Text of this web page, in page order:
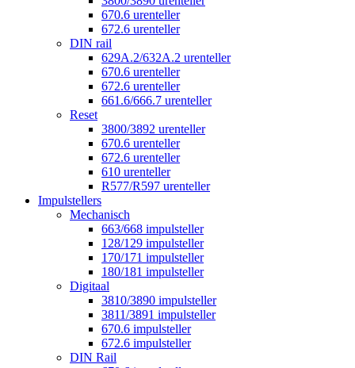
670.6 urenteller
672.6 urenteller
DIN rail
629A.2/632A.2 urenteller
670.6 urenteller
672.6 urenteller
661.6/666.7 urenteller
Reset
3800/3892 urenteller
670.6 urenteller
672.6 urenteller
610 urenteller
R577/R597 urenteller
Impulstellers
Mechanisch
663/668 impulsteller
128/129 impulsteller
170/171 impulsteller
180/181 impulsteller
Digitaal
3810/3890 impulsteller
3811/3891 impulsteller
670.6 impulsteller
672.6 impulsteller
DIN Rail